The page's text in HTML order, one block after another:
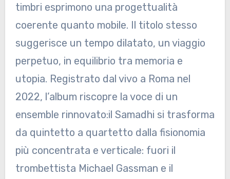
timbri esprimono una progettualità
coerente quanto mobile. Il titolo stesso
suggerisce un tempo dilatato, un viaggio
perpetuo, in equilibrio tra memoria e
utopia. Registrato dal vivo a Roma nel
2022, l’album riscopre la voce di un
ensemble rinnovato:il Samadhi si trasforma
da quintetto a quartetto dalla fisionomia
più concentrata e verticale: fuori il
trombettista Michael Gassman e il